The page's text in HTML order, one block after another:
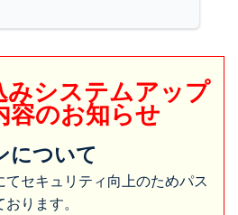
みシステムアップ
容のお知らせ
について
セキュリティ向上のためパス
ります。